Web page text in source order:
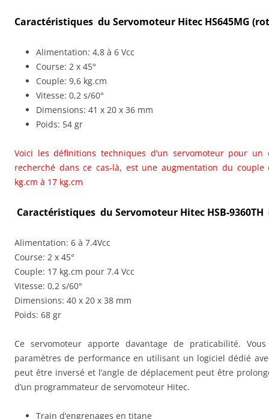
Caractéristiques du Servomoteur Hitec HS645MG
Alimentation: 4,8 à 6 Vcc
Course: 2 x 45°
Couple: 9,6 kg.cm
Vitesse: 0,2 s/60°
Dimensions: 41 x 20 x 36 mm
Poids: 54 gr
Voici les définitions techniques d’un servomoteur pour
recherché dans ce cas-là, est une augmentation du
kg.cm à 17 kg.cm
Caractéristiques du Servomoteur Hitec HSB-
Alimentation: 6 à 7.4Vcc
Course: 2 x 45°
Couple: 17 kg.cm pour 7.4 Vcc
Vitesse: 0,2 s/60°
Dimensions: 40 x 20 x 38 mm
Poids: 68 gr
Ce servomoteur apporte davantage de praticabilité.
paramètres de performance en utilisant un logiciel dédié
peut être inversé et l’angle de déplacement peut être
d’un programmateur de servomoteur Hitec.
Train d’engrenages en titane